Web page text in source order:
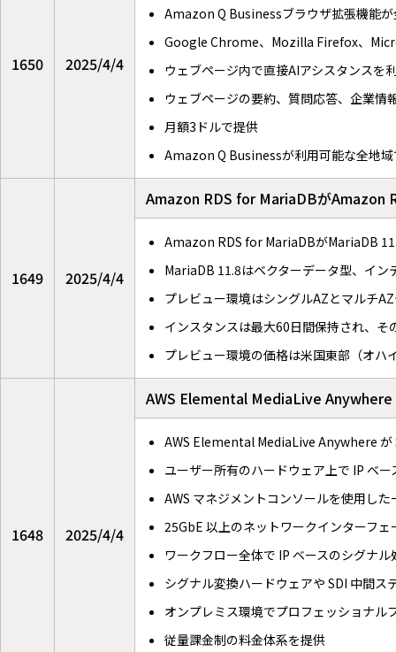
1650 2025/4/4
Amazon Q Businessブラウザ拡張機能
Google Chrome、Mozilla Firefox、
ウェブページ内で直接AIアシスタンスを
ウェブページの要約、質問応答、企業情
月額3ドルで提供
Amazon Q Businessが利用可能な全地
1649 2025/4/4
Amazon RDS for MariaDBがAmazon
Amazon RDS for MariaDBがMariaDB
MariaDB 11.8はベクターデータ型、イ
プレビュー環境はシングルAZとマルチ
インスタンスは最大60日間保持され、そ
プレビュー環境の価格は米国東部（オハ
1648 2025/4/4
AWS Elemental MediaLive Anywhere
AWS Elemental MediaLive Anywhere が
ユーザー所有のハードウェア上で IP ベ
AWS マネジメントコンソールを使用し
25GbE 以上のネットワークインターフェ
ワークフロー全体で IP ベースのシグナル
シグナル変換ハードウェアや SDI 中間ス
オンプレミス環境でプロフェッショナル
従量課金制の料金体系を提供